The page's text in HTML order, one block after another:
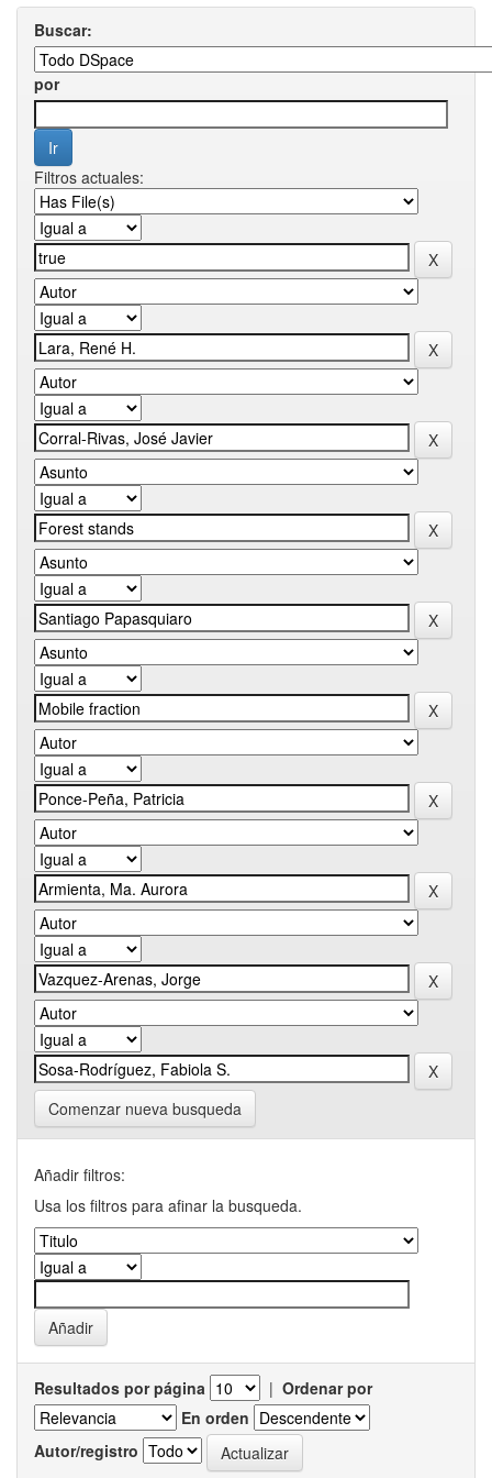
Buscar:
por
Filtros actuales:
Comenzar nueva busqueda
Añadir filtros:
Usa los filtros para afinar la busqueda.
Resultados por página | Ordenar por
En orden
Autor/registro